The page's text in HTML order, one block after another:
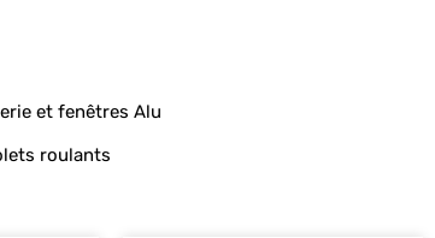
et fenêtres Alu
roulants